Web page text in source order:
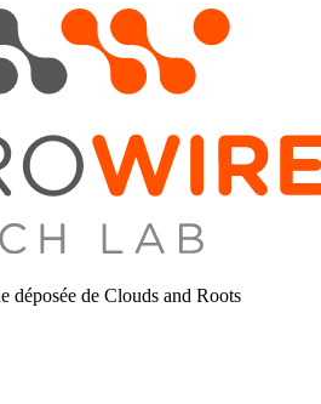
déposée de Clouds and Roots